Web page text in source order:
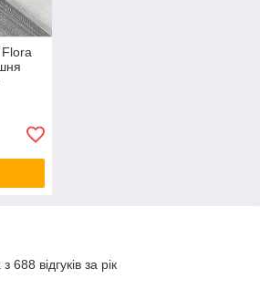
Flora
688 відгуків за рік